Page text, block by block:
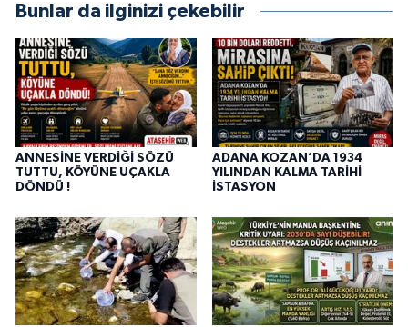
Bunlar da ilginizi çekebilir
ANNESİNE VERDİĞİ SÖZÜ
TUTTU, KÖYÜNE UÇAKLA
DÖNDÜ !
ADANA KOZAN’DA 1934
YILINDAN KALMA TARİHİ
İSTASYON